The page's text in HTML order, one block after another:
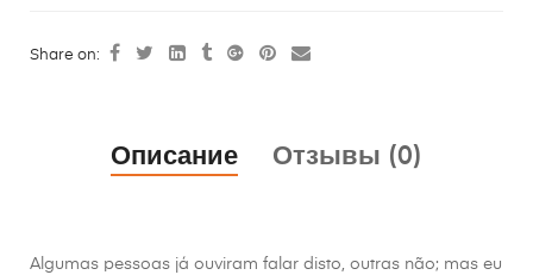
Share on:
Описание Отзывы (0)
Algumas pessoas já ouviram falar disto, outras não; mas eu